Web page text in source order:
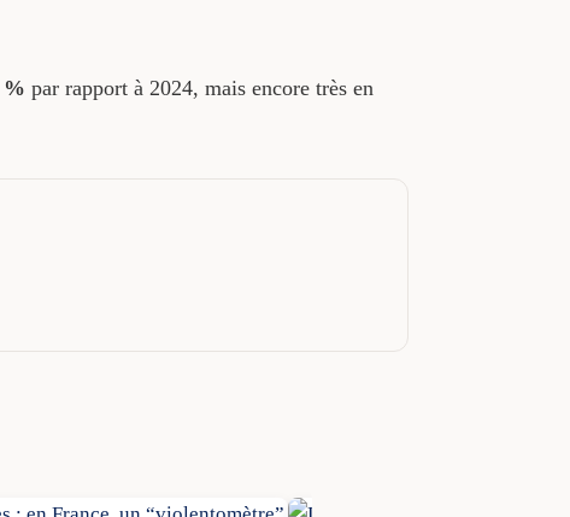
% par rapport à 2024, mais encore très en